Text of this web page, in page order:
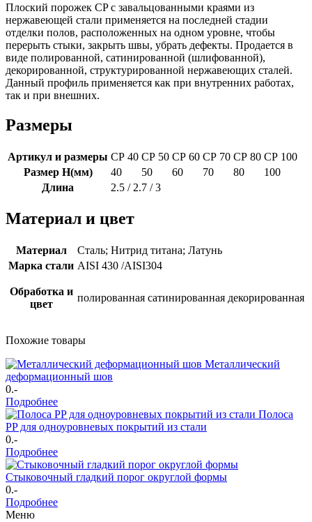
Плоский порожек СP с завальцованными краями из
нержавеющей стали применяется на последней стадии
отделки полов, расположенных на одном уровне, чтобы
перерыть стыки, закрыть швы, убрать дефекты. Продается в
виде полированной, сатинированной (шлифованной),
декорированной, структурированной нержавеющих сталей.
Данный профиль применяется как при внутренних работах,
так и при внешних.
Размеры
Артикул и размеры СР 40 СР 50 СР 60 СР 70 СР 80 СР 100
Размер H(мм)
40 50 60 70 80
100
Длина
2.5 / 2.7 / 3
Материал и цвет
Материал
Сталь; Нитрид титана; Латунь
Марка стали AISI 430 /AISI304
Обработка и
цвет
полированная сатинированная декорированная
Похожие товары
Металлический
деформационный шов
0.-
Подробнее
Полоса
PP для одноуровневых покрытий из стали
0.-
Подробнее
Стыковочный гладкий порог округлой формы
0.-
Подробнее
Меню